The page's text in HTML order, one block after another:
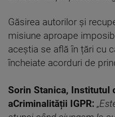
Găsirea autorilor și
misiune aproape
aceștia se află în țări cu
încheiate acorduri de
Sorin Stanica, Institutul
aCriminalității I GPR: